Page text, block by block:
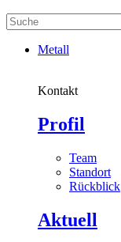
Metall
Kontakt
Profil
Team
Standort
Rückblick
Aktuell